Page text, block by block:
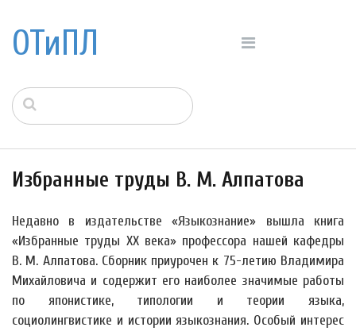
ОТиПЛ
Избранные труды В. М. Алпатова
Недавно в издательстве «Языкознание» вышла книга
«Избранные труды XX века» профессора нашей кафедры
В. М. Алпатова. Сборник приурочен к 75-летию Владимира
Михайловича и содержит его наиболее значимые работы
по японистике, типологии и теории языка,
социолингвистике и истории языкознания. Особый интерес